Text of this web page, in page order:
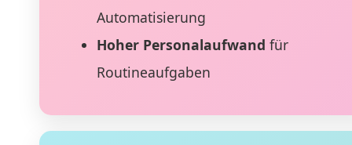
Automatisierung
Hoher Personalaufwand für
Routineaufgaben